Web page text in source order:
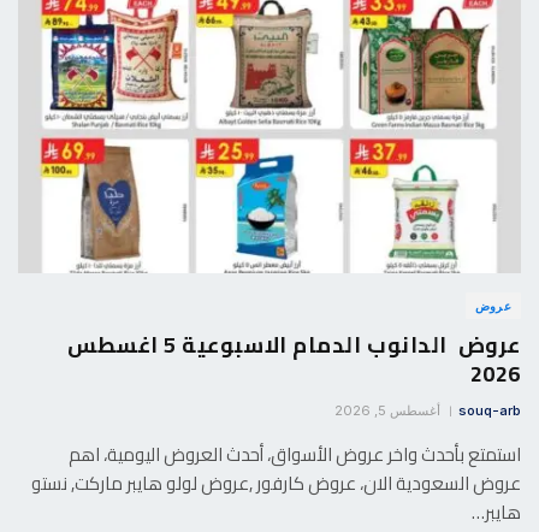
عروض
عروض الدانوب الدمام الاسبوعية 5 اغسطس
2026
souq-arb أغسطس 5, 2026
استمتع بأحدث واخر عروض الأسواق، أحدث العروض اليومية، اهم
عروض السعودية الان، عروض كارفور ,عروض لولو هايبر ماركت, نستو
هايبر…